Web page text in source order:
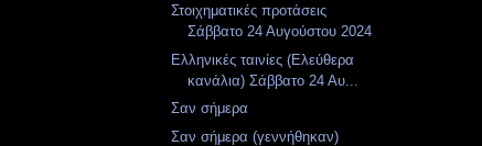
Στοιχηματικές προτάσεις
Σάββατο 24 Αυγούστου 2024
Ελληνικές ταινίες (Ελεύθερα
κανάλια) Σάββατο 24 Αυ...
Σαν σήμερα
Σαν σήμερα (γεννήθηκαν)